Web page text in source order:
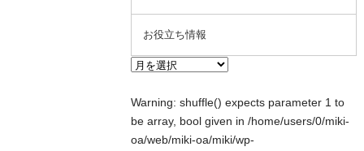
お役立ち情報
Warning: shuffle() expects parameter 1 to
be array, bool given in/home/users/0/miki-
oa/web/miki-oa/miki/wp-